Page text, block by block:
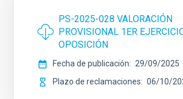
PS-2025-028 VALORACIÓN
PROVISIONAL 1ER
OPOSICIÓN
Fecha de publicación
29/09/2025
Plazo de reclamaciones
06/10/